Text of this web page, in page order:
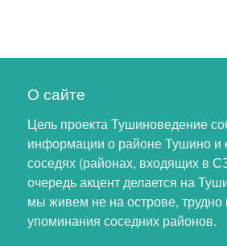
О сайте
Цель проекта Тушиноведение
информации о районе Тушино и
соседях (районах, входящих в
очередь акцент делается на
мы живем не на острове, трудно
упоминания соседних районов.